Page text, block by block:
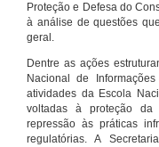
Proteção e Defesa do
à análise de questões
geral.
Dentre as ações
Nacional de
atividades da Escola
voltadas à proteção da
repressão às práticas
regulatórias. A